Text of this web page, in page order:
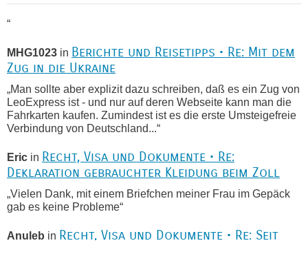
“
MHG1023 in Berichte und Reisetipps • Re: Mit dem
Zug in die Ukraine
„Man sollte aber explizit dazu schreiben, daß es ein Zug von
LeoExpress ist - und nur auf deren Webseite kann man die
Fahrkarten kaufen. Zumindest ist es die erste Umsteigefreie
Verbindung von Deutschland...“
Eric in Recht, Visa und Dokumente • Re:
Deklaration gebrauchter Kleidung beim Zoll
„Vielen Dank, mit einem Briefchen meiner Frau im Gepäck
gab es keine Probleme“
Anuleb in Recht, Visa und Dokumente • Re: Seit